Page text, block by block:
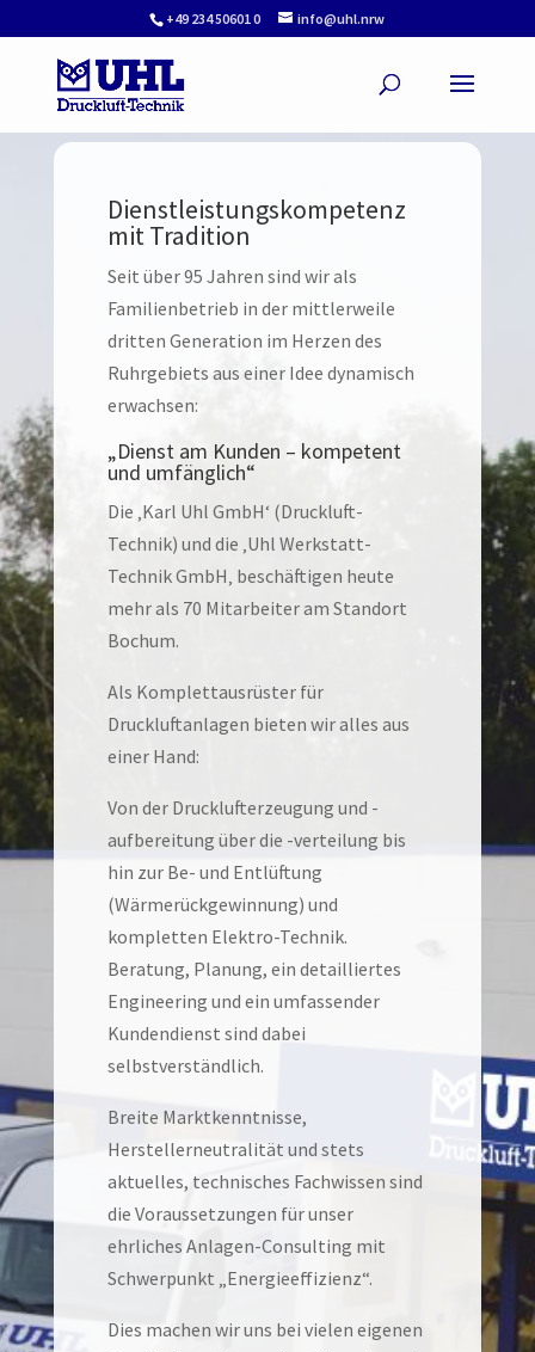
+49 234 50601 0 info@uhl.nrw
Dienstleistungskompetenz
mit Tradition
Seit über 95 Jahren sind wir als
Familienbetrieb in der mittlerweile
dritten Generation im Herzen des
Ruhrgebiets aus einer Idee dynamisch
erwachsen:
„Dienst am Kunden – kompetent
und umfänglich“
Die ‚Karl Uhl GmbH‘ (Druckluft-
Technik) und die ‚Uhl Werkstatt-
Technik GmbH‚ beschäftigen heute
mehr als 70 Mitarbeiter am Standort
Bochum.
Als Komplettausrüster für
Druckluftanlagen bieten wir alles aus
einer Hand:
Von der Drucklufterzeugung und -
aufbereitung über die -verteilung bis
hin zur Be- und Entlüftung
(Wärmerückgewinnung) und
kompletten Elektro-Technik.
Beratung, Planung, ein detailliertes
Engineering und ein umfassender
Kundendienst sind dabei
selbstverständlich.
Breite Marktkenntnisse,
Herstellerneutralität und stets
aktuelles, technisches Fachwissen sind
die Voraussetzungen für unser
ehrliches Anlagen-Consulting mit
Schwerpunkt „Energieeffizienz“.
Dies machen wir uns bei vielen eigenen